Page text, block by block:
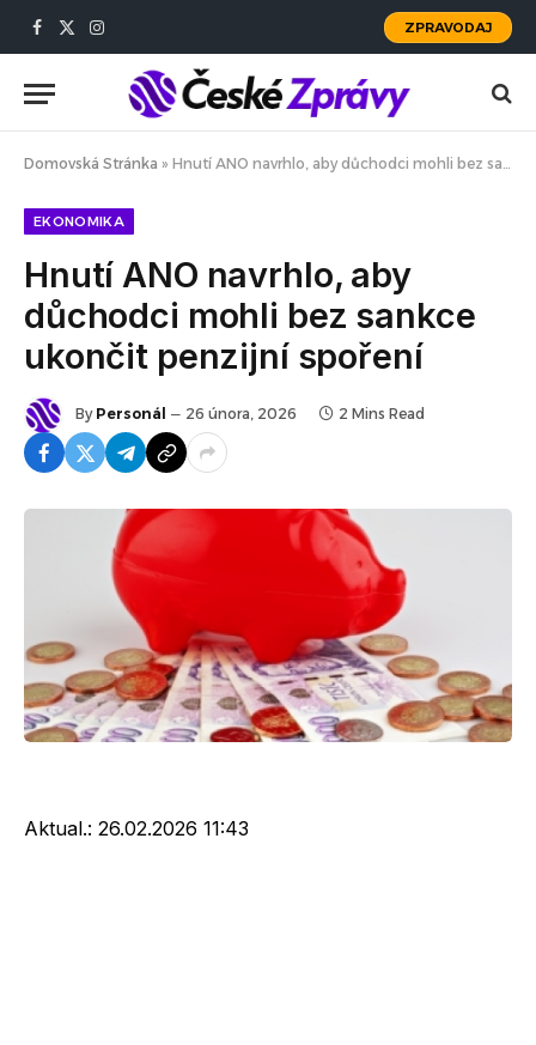
Facebook
X
Instagram
ZPRAVODAJ
Domovská Stránka » Hnutí ANO navrhlo, aby důchodci mohli bez sankce ukončit penzijní spoření
EKONOMIKA
Hnutí ANO navrhlo, aby
důchodci mohli bez sankce
ukončit penzijní spoření
By Personál 26 února, 2026 2 Mins Read
Aktual.: 26.02.2026 11:43